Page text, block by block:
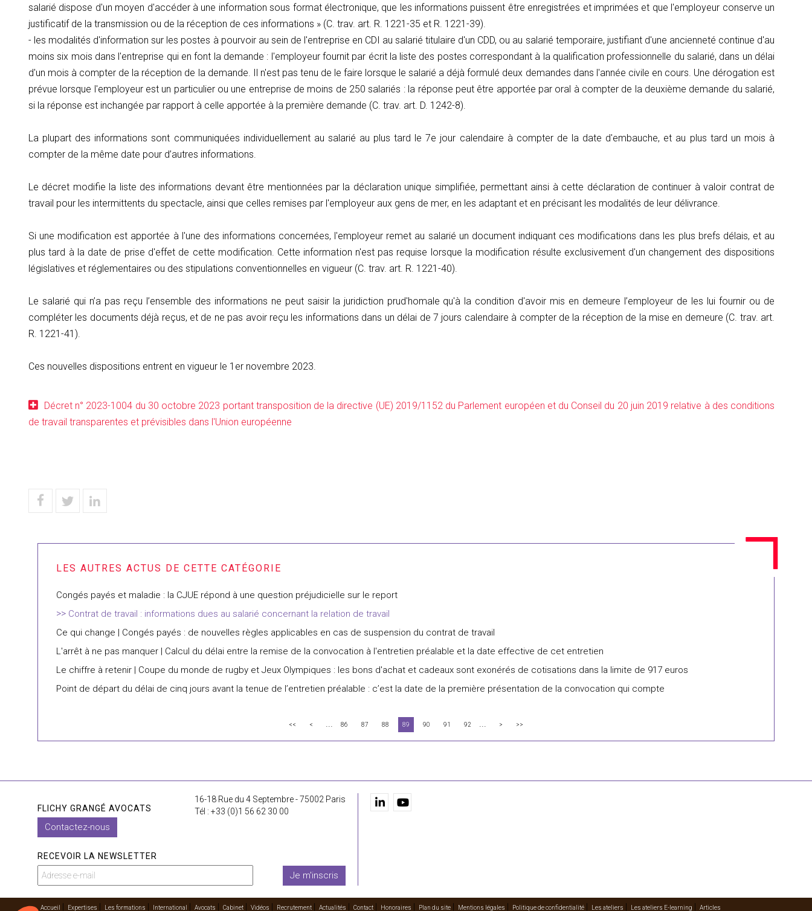
salarié dispose d'un moyen d'accéder à une information sous format électronique, que les informations puissent être enregistrées et imprimées et que l'employeur conserve un
justificatif de la transmission ou de la réception de ces informations » (C. trav. art. R. 1221-35 et R. 1221-39).
- les modalités d'information sur les postes à pourvoir au sein de l'entreprise en CDI au salarié titulaire d'un CDD, ou au salarié temporaire, justifiant d'une ancienneté continue d'au
moins six mois dans l'entreprise qui en font la demande : l'employeur fournit par écrit la liste des postes correspondant à la qualification professionnelle du salarié, dans un délai
d'un mois à compter de la réception de la demande. Il n'est pas tenu de le faire lorsque le salarié a déjà formulé deux demandes dans l'année civile en cours. Une dérogation est
prévue lorsque l'employeur est un particulier ou une entreprise de moins de 250 salariés : la réponse peut être apportée par oral à compter de la deuxième demande du salarié,
si la réponse est inchangée par rapport à celle apportée à la première demande (C. trav. art. D. 1242-8).
La plupart des informations sont communiquées individuellement au salarié au plus tard le 7e jour calendaire à compter de la date d'embauche, et au plus tard un mois à
compter de la même date pour d’autres informations.
Le décret modifie la liste des informations devant être mentionnées par la déclaration unique simplifiée, permettant ainsi à cette déclaration de continuer à valoir contrat de
travail pour les intermittents du spectacle, ainsi que celles remises par l'employeur aux gens de mer, en les adaptant et en précisant les modalités de leur délivrance.
Si une modification est apportée à l'une des informations concernées, l'employeur remet au salarié un document indiquant ces modifications dans les plus brefs délais, et au
plus tard à la date de prise d'effet de cette modification. Cette information n'est pas requise lorsque la modification résulte exclusivement d'un changement des dispositions
législatives et réglementaires ou des stipulations conventionnelles en vigueur (C. trav. art. R. 1221-40).
Le salarié qui n’a pas reçu l’ensemble des informations ne peut saisir la juridiction prud'homale qu'à la condition d'avoir mis en demeure l’employeur de les lui fournir ou de
compléter les documents déjà reçus, et de ne pas avoir reçu les informations dans un délai de 7 jours calendaire à compter de la réception de la mise en demeure (C. trav. art.
R. 1221-41).
Ces nouvelles dispositions entrent en vigueur le 1er novembre 2023.
Décret n° 2023-1004 du 30 octobre 2023 portant transposition de la directive (UE) 2019/1152 du Parlement européen et du Conseil du 20 juin 2019 relative à des conditions
de travail transparentes et prévisibles dans l'Union européenne
Congés payés et maladie : la CJUE répond à une question préjudicielle sur le report
Contrat de travail : informations dues au salarié concernant la relation de travail
Ce qui change | Congés payés : de nouvelles règles applicables en cas de suspension du contrat de travail
L'arrêt à ne pas manquer | Calcul du délai entre la remise de la convocation à l'entretien préalable et la date effective de cet entretien
Le chiffre à retenir | Coupe du monde de rugby et Jeux Olympiques : les bons d'achat et cadeaux sont exonérés de cotisations dans la limite de 917 euros
Point de départ du délai de cinq jours avant la tenue de l’entretien préalable : c’est la date de la première présentation de la convocation qui compte
<< < ... 86 87 88 89 90 91 92 ... > >>
FLICHY GRANGÉ AVOCATS
16-18 Rue du 4 Septembre - 75002 Paris
Tél : +33 (0)1 56 62 30 00
Contactez-nous
RECEVOIR LA NEWSLETTER
Je m'inscris
Accueil Expertises Les formations International Avocats Cabinet Vidéos Recrutement Actualités Contact Honoraires Plan du site Mentions légales Politique de confidentialité Les ateliers Les ateliers E-learning Articles